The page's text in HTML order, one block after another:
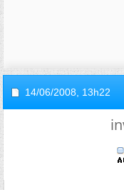
14/06/2008, 13h22